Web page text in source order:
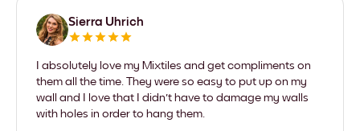
Sierra Uhrich
I absolutely love my Mixtiles and get compliments on
them all the time. They were so easy to put up on my
wall and I love that I didn't have to damage my walls
with holes in order to hang them.